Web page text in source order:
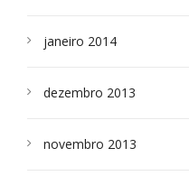
janeiro 2014
dezembro 2013
novembro 2013